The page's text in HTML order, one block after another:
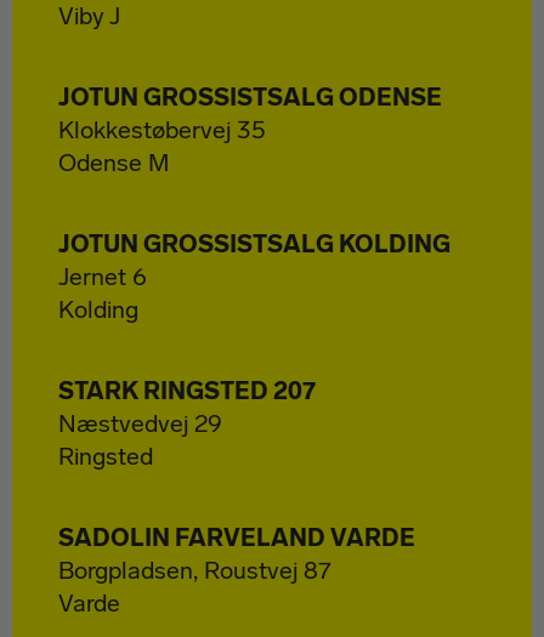
Viby J
JOTUN GROSSISTSALG ODENSE
Klokkestøbervej 35
Odense M
JOTUN GROSSISTSALG KOLDING
Jernet 6
Kolding
STARK RINGSTED 207
Næstvedvej 29
Ringsted
SADOLIN FARVELAND VARDE
Borgpladsen, Roustvej 87
Varde